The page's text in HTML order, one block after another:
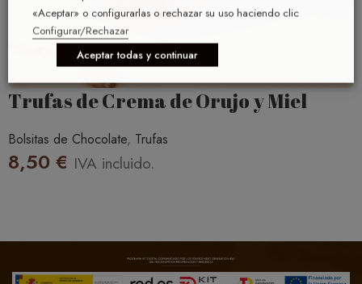
Trufas de Crema de Orujo y Miel
Bolsitas de Chocolate, Trufas
8,50 € IVA incluido.
«Aceptar» o configurarlas o rechazar su uso haciendo clic
Configurar/Rechazar
Aceptar todas y continuar